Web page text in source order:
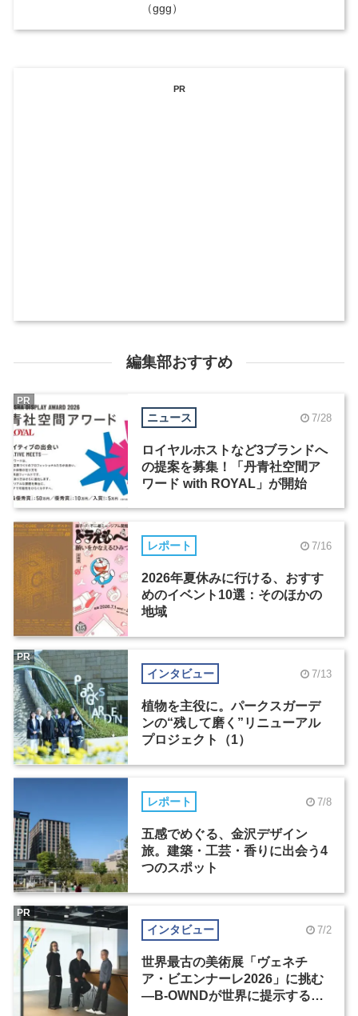
（ggg）
PR
編集部おすすめ
ニュース 7/28
ロイヤルホストなど3ブランドへ
の提案を募集！「丹青社空間ア
ワード with ROYAL」が開始
PR
レポート 7/16
2026年夏休みに行ける、おすす
めのイベント10選：そのほかの
地域
インタビュー 7/13
植物を主役に。パークスガーデ
ンの“残して磨く”リニューアル
プロジェクト（1）
PR
レポート 7/8
五感でめぐる、金沢デザイン
旅。建築・工芸・香りに出会う4
つのスポット
インタビュー 7/2
世界最古の美術展「ヴェネチ
ア・ビエンナーレ2026」に挑む
―B-OWNDが世界に提示する美
PR